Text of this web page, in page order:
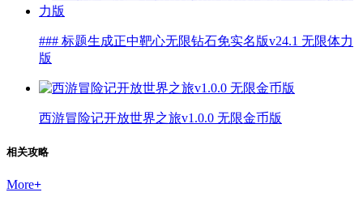
### 标题生成正中靶心无限钻石免实名版v24.1 无限体力
版
西游冒险记开放世界之旅v1.0.0 无限金币版
相关攻略
More+